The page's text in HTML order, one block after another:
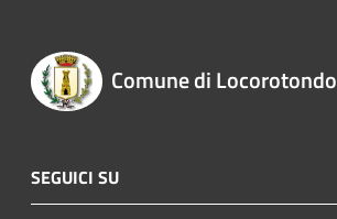
Comune di Locorotondo
SEGUICI SU